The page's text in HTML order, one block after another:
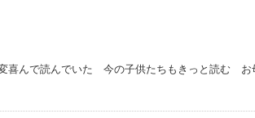
んで読んでいた 今の子供たちもきっと読む お